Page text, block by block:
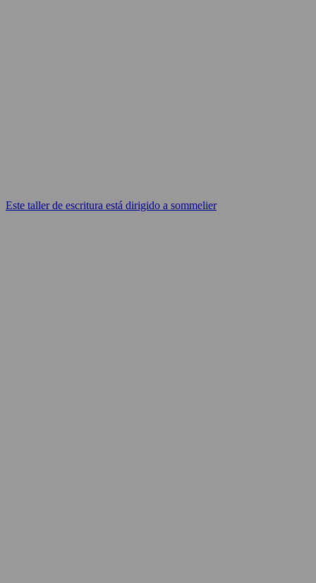
Este taller de escritura está dirigido a sommelier